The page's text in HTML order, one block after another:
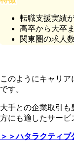
転職支援実績
高卒から大卒
関東圏の求人
このようにキャリ
です。
大手との企業取引も
方にも適したサービ
＞＞ハタラクティ